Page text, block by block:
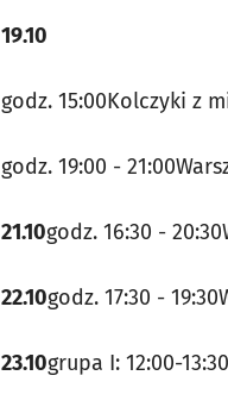
19.10
godz. 15:00Kolczyki z
godz. 19:00 -
21.10godz. 16:30 -
22.10godz. 17:30 -
23.10grupa I: 12:00-